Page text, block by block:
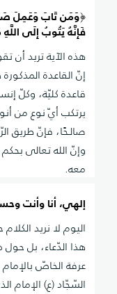
﴿وَمَن تَابَ وَعَمِلَ
فَإِنَّهُ يَتُوبُ إِلَى اللَّهِ
هذه الآية تريد أن
إنّ القاعدة
قاعدة كليّة، وكلّ
يرتكب أيّ نوع من
صالـحًا، فإنّ طريق
وإنّ الله تعالى
معه.
إلهي، أنا وأنت
اليوم لا نريد
هذا الدّعاء، بل حول
عرفة الخاصّ بالإمام
السّجّاد (ع) الإمام